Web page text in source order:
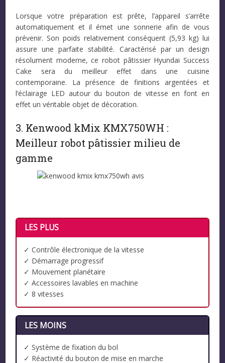
Lorsque votre préparation est prête, l’appareil s’arrête
automatiquement et il émet une sonnerie afin de vous
prévenir. Son poids relativement conséquent (5,93 kg) lui
assure une parfaite stabilité. Caractérisé par un design
résolument moderne, ce robot pâtissier Hyundai Success
Cake sera du meilleur effet dans une cuisine
contemporaine. La présence de finitions argentées et
l’éclairage LED autour du bouton de vitesse en font en
effet un véritable objet de décoration.
3. Kenwood kMix KMX750WH :
Meilleur robot pâtissier milieu de
gamme
LES PLUS
✓ Contrôle électronique de la vitesse
✓ Démarrage progressif
✓ Mouvement planétaire
✓ Accessoires lavables en machine
✓ 8 vitesses
LES MOINS
✓ Système de fixation du bol
✓ Réactivité du bouton de mise en marche